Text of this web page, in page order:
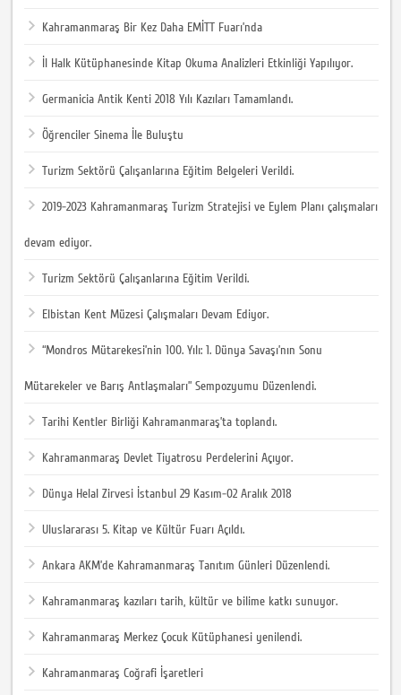
Kahramanmaraş Bir Kez Daha EMİTT Fuarı’nda
İl Halk Kütüphanesinde Kitap Okuma Analizleri Etkinliği Yapılıyor.
Germanicia Antik Kenti 2018 Yılı Kazıları Tamamlandı.
Öğrenciler Sinema İle Buluştu
Turizm Sektörü Çalışanlarına Eğitim Belgeleri Verildi.
2019-2023 Kahramanmaraş Turizm Stratejisi ve Eylem Planı çalışmaları
devam ediyor.
Turizm Sektörü Çalışanlarına Eğitim Verildi.
Elbistan Kent Müzesi Çalışmaları Devam Ediyor.
“Mondros Mütarekesi’nin 100. Yılı: 1. Dünya Savaşı’nın Sonu
Mütarekeler ve Barış Antlaşmaları” Sempozyumu Düzenlendi.
Tarihi Kentler Birliği Kahramanmaraş’ta toplandı.
Kahramanmaraş Devlet Tiyatrosu Perdelerini Açıyor.
Dünya Helal Zirvesi İstanbul 29 Kasım-02 Aralık 2018
Uluslararası 5. Kitap ve Kültür Fuarı Açıldı.
Ankara AKM’de Kahramanmaraş Tanıtım Günleri Düzenlendi.
Kahramanmaraş kazıları tarih, kültür ve bilime katkı sunuyor.
Kahramanmaraş Merkez Çocuk Kütüphanesi yenilendi.
Kahramanmaraş Coğrafi İşaretleri